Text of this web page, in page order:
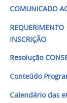
COMUNICADO
INSCRIÇÃO
Resolução
Conteúdo
Calendário das